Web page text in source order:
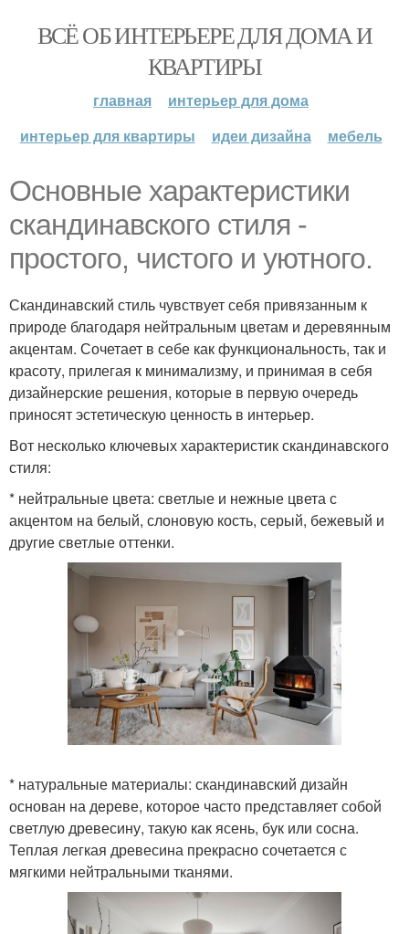
ВСЁ ОБ ИНТЕРЬЕРЕ ДЛЯ ДОМА И
КВАРТИРЫ
главная
интерьер для дома
интерьер для квартиры
идеи дизайна мебель
Основные характеристики
скандинавского стиля -
простого, чистого и уютного.
Скандинавский стиль чувствует себя привязанным к
природе благодаря нейтральным цветам и деревянным
акцентам. Сочетает в себе как функциональность, так и
красоту, прилегая к минимализму, и принимая в себя
дизайнерские решения, которые в первую очередь
приносят эстетическую ценность в интерьер.
Вот несколько ключевых характеристик скандинавского
стиля:
* нейтральные цвета: светлые и нежные цвета с
акцентом на белый, слоновую кость, серый, бежевый и
другие светлые оттенки.
* натуральные материалы: скандинавский дизайн
основан на дереве, которое часто представляет собой
светлую древесину, такую как ясень, бук или сосна.
Теплая легкая древесина прекрасно сочетается с
мягкими нейтральными тканями.